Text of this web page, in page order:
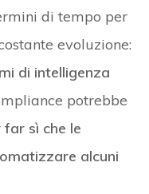
di tempo per
evoluzione:
di intelligenza
potrebbe
far sì che le
alcuni